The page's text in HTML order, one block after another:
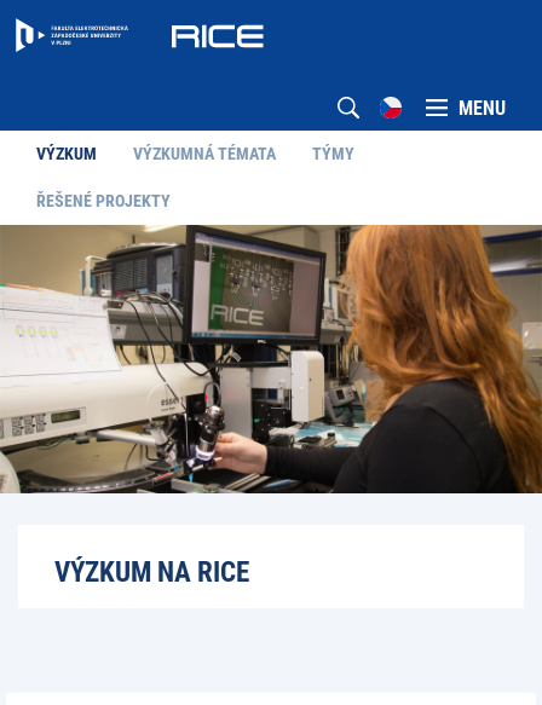
MENU
VÝZKUM VÝZKUMNÁ TÉMATA TÝMY
ŘEŠENÉ PROJEKTY
VÝZKUM NA RICE